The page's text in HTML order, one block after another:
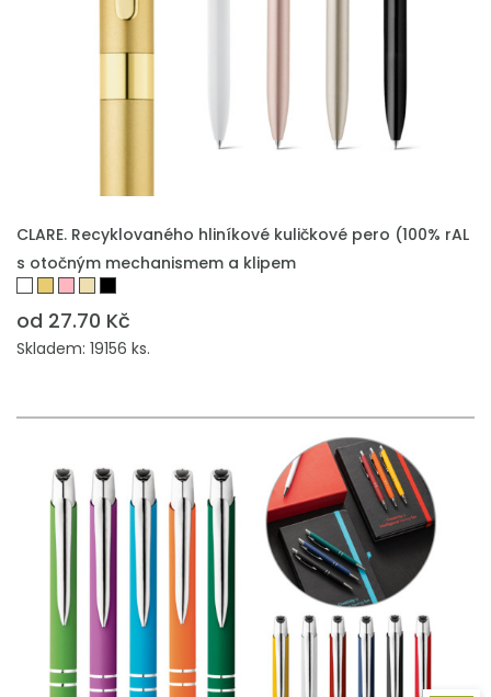
PŘIDAT DO POPTÁVKY
CLARE. Recyklovaného hliníkové kuličkové pero (100% rAL
s otočným mechanismem a klipem
od 27.70 Kč
Skladem: 19156 ks.